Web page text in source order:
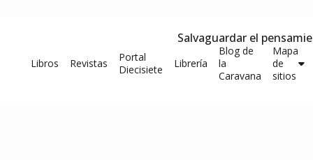
Salvaguardar el
Libros Revistas
Portal
Diecisiete
Librería
Blog de
la
Caravana
Mapa
de
sitios